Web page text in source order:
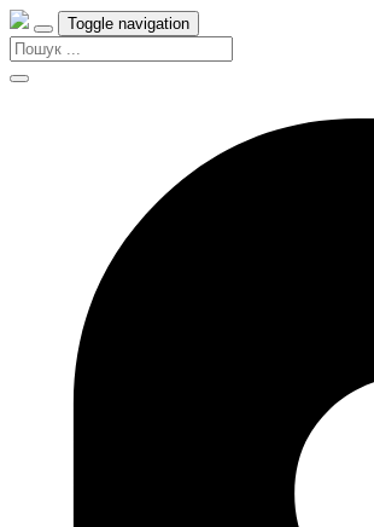
Toggle navigation